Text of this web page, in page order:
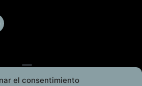
el consentimiento